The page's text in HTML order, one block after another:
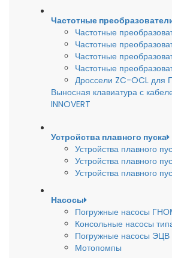
Частотные
Частотные
Частотные
Частотные
Частотные
Дроссели ZC-OCL для
Выносная клавиатура с
INNOVERT
Устройства плавного пуска
Устройства плавного
Устройства плавного
Устройства плавного
Насосы
Погружные насосы
Консольные насосы
Погружные насосы ЭЦВ
Мотопомпы